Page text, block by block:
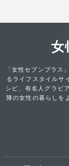
「女性セブンプラス
るライフスタイルサ
シピ、有名人グラビ
降の女性の暮らしを